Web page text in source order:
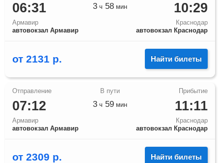
06:31
Армавир
автовокзал Армавир
10:29
Краснодар
автовокзал Краснодар
3 ч 58 мин
от 2131 р. Найти билеты
07:12
Армавир
автовокзал Армавир
11:11
Краснодар
автовокзал Краснодар
3 ч 59 мин
от 2309 р. Найти билеты